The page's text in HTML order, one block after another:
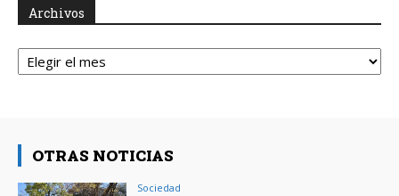
Archivos
Archivos
OTRAS NOTICIAS
Sociedad